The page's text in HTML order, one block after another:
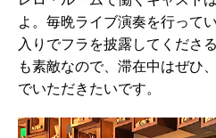
よ。毎晩ライブ演奏を行って
入りでフラを披露してくださ
も素敵なので、滞在中はぜひ
でいただきたいです。